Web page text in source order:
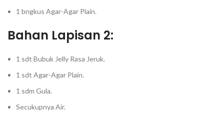
1 bngkus Agar-Agar Plain.⁣
Bahan Lapisan 2:
1 sdt Bubuk Jelly Rasa Jeruk.⁣
1 sdt Agar-Agar Plain.⁣
1 sdm Gula.⁣
Secukupnya Air.⁣